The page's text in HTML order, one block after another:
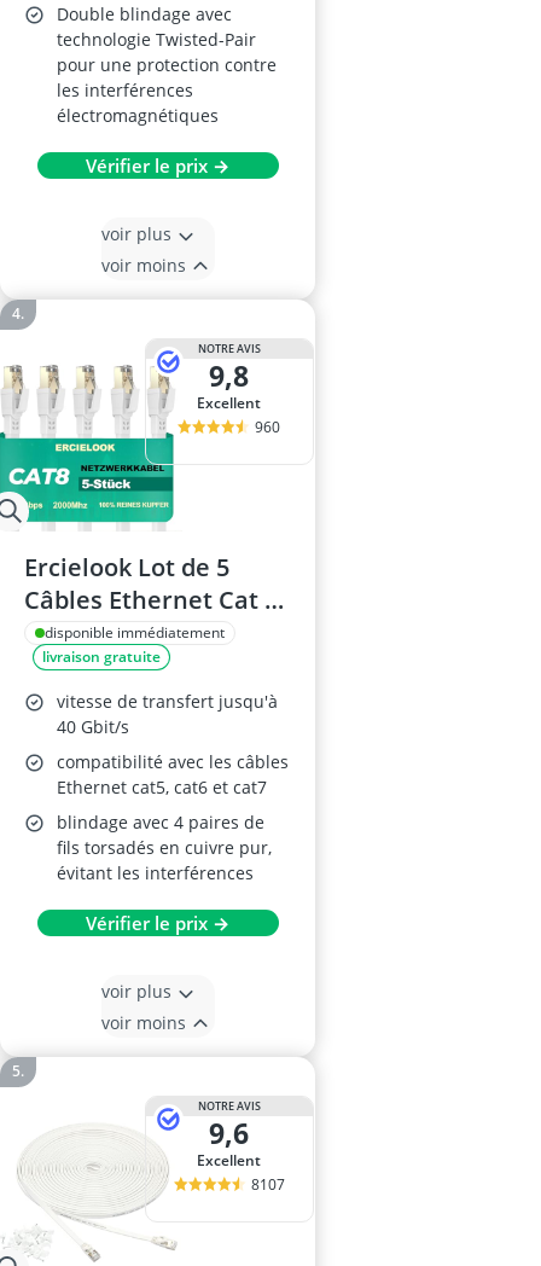
Double blindage avec
technologie Twisted-Pair
pour une protection contre
les interférences
électromagnétiques
Vérifier le prix →
voir plus
voir moins
NOTRE AVIS
9,8
Excellent
960
Ercielook Lot de 5
Câbles Ethernet Cat 8
0,5m
disponible immédiatement
livraison gratuite
vitesse de transfert jusqu'à
40 Gbit/s
compatibilité avec les câbles
Ethernet cat5, cat6 et cat7
blindage avec 4 paires de
fils torsadés en cuivre pur,
évitant les interférences
Vérifier le prix →
voir plus
voir moins
NOTRE AVIS
9,6
Excellent
8107